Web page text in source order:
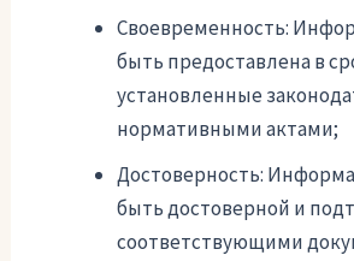
Своевременность:
быть предоставлена в
установленные
нормативными актами;
Достоверность:
быть достоверной и
соответствующими